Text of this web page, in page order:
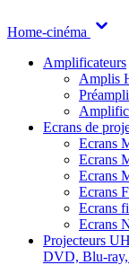
Home-cinéma
Amplificateurs
Amplis
Ecrans de
Ecrans
Ecrans
Ecrans
Ecrans
Ecrans
Ecrans
Projecteurs
DVD, Blu-